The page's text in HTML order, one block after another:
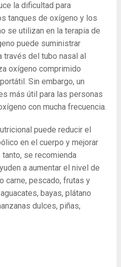
la dificultad para
tanques de oxígeno y los
se utilizan en la terapia de
puede suministrar
través del tubo nasal al
oxígeno comprimido
Sin embargo, un
más útil para las personas
con mucha frecuencia.
puede reducir el
en el cuerpo y mejorar
se recomienda
a aumentar el nivel de
carne, pescado, frutas y
bayas, plátano
dulces, piñas,